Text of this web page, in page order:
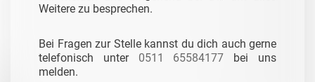
Weitere zu besprechen.
Bei Fragen zur Stelle kannst du dich auch gerne
telefonisch unter 0511 65584177 bei uns
melden.